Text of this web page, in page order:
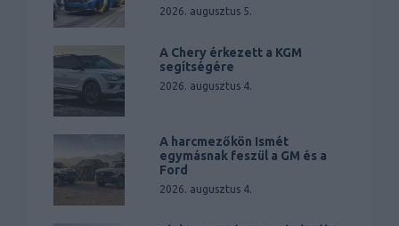
2026. augusztus 5.
A Chery érkezett a KGM
segítségére
2026. augusztus 4.
A harcmezőkön Ismét
egymásnak feszül a GM és a
Ford
2026. augusztus 4.